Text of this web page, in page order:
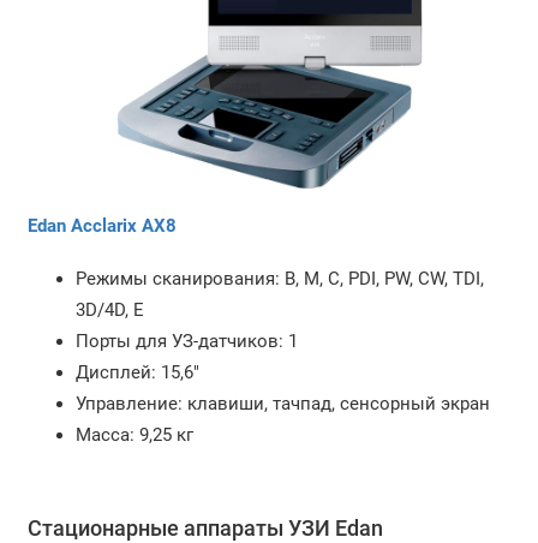
Edan Acclarix AX8
Режимы сканирования: B, M, C, PDI, PW, CW, TDI,
3D/4D, E
Порты для УЗ-датчиков: 1
Дисплей: 15,6"
Управление: клавиши, тачпад, сенсорный экран
Масса: 9,25 кг
Стационарные аппараты УЗИ Edan